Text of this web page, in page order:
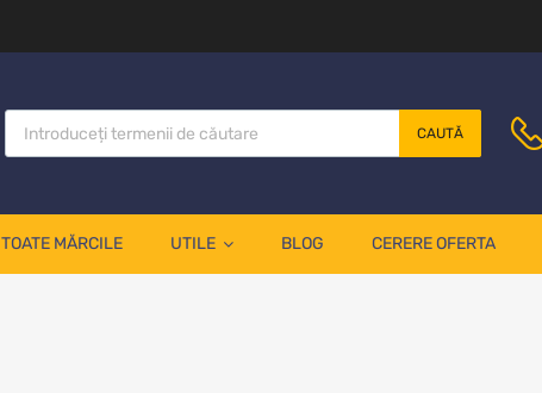
CAUTĂ
TOATE MĂRCILE UTILE BLOG CERERE OFERTA